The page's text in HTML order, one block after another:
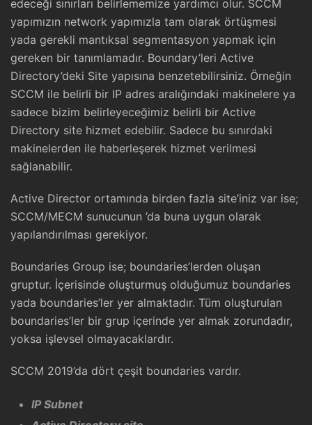
edeceği sınırları belirlememize yardımcı olur. SCCM
yapımızın network yapımızla tam olarak örtüşmesi
yada gerekli mantıksal segmentasyon yapmak için
gereken bir tanımlamadır. Boundary’leri Active
Directory’deki Site yapısına benzetebilirsiniz. Örneğin
SCCM ile belirli bir IP adres aralığındaki makinelere ya
sadece bizim belirleyeceğimiz belirli bir Active
Directory site hizmet edebilir. Sadece bu sınırdaki
makinelerden ile haberleşerek hizmet verilmesi
sağlanabilir.
Active Director ortamında birden fazla site’iniz var ise;
SCCM/MECM sunucunun ’da buna uygun olarak
yapılandırılması gerekiyor.
Boundaries Group ise; boundaries’lerden oluşan
gruptur. İçerisinde oluşturmuş olduğumuz boundaries
yada boundaries’ler yer almaktadır. Tüm oluşturulan
boundaries’ler bir grup içerinde yer almak zorundadır,
yoksa işlevsel olmayacaklardır.
SCCM 2019’da dört çeşit boundaries vardır.
IP Subnet